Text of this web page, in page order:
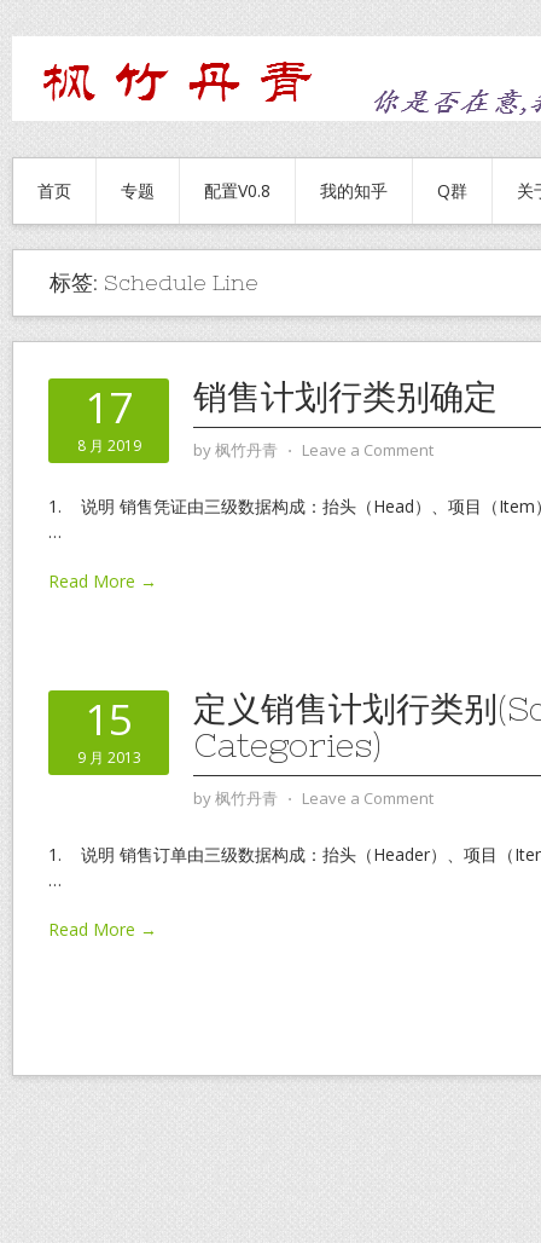
首页 专题 配置V0.8 我的知乎 Q群 关
标签: Schedule Line
17
8 月 2019
销售计划行类别确定
by枫竹丹青 ⋅ Leave a Comment
1. 说明 销售凭证由三级数据构成：抬头（Head）、项目（Item
…
Read More →
15
9 月 2013
定义销售计划行类别
Categories)
by枫竹丹青 ⋅ Leave a Comment
1. 说明 销售订单由三级数据构成：抬头（Header）、项目（
…
Read More →